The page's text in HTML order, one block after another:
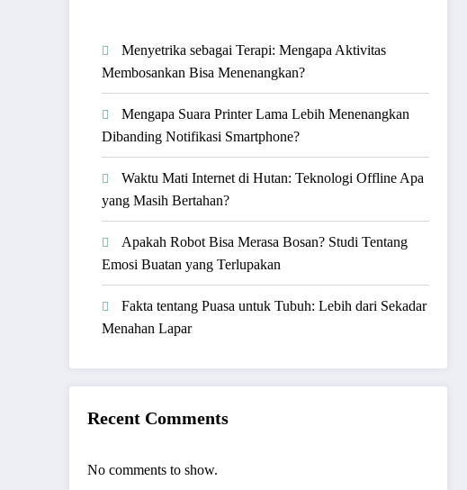
Menyetrika sebagai Terapi: Mengapa Aktivitas
Membosankan Bisa Menenangkan?
Mengapa Suara Printer Lama Lebih Menenangkan
Dibanding Notifikasi Smartphone?
Waktu Mati Internet di Hutan: Teknologi Offline Apa
yang Masih Bertahan?
Apakah Robot Bisa Merasa Bosan? Studi Tentang
Emosi Buatan yang Terlupakan
Fakta tentang Puasa untuk Tubuh: Lebih dari Sekadar
Menahan Lapar
Recent Comments
No comments to show.